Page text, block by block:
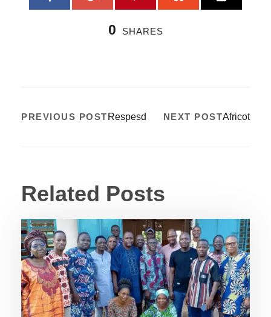
0 SHARES
PREVIOUS POST Respesd NEXT POSTAfricot
Related Posts